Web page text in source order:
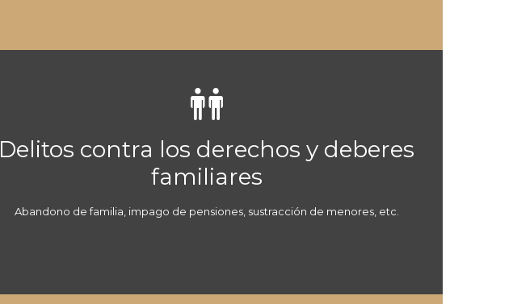

Delitos contra los derechos y deberes
familiares
Abandono de familia, impago de pensiones, sustracción de menores, etc.